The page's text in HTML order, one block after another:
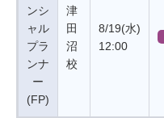
ンシ
ャル
プラ
ンナ
ー
(FP)
津
田
沼
校
8/19(水)
12:00